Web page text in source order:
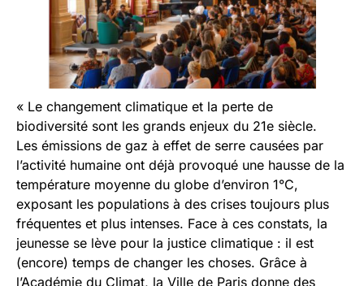
« Le changement climatique et la perte de
biodiversité sont les grands enjeux du 21e siècle.
Les émissions de gaz à effet de serre causées par
l’activité humaine ont déjà provoqué une hausse de la
température moyenne du globe d’environ 1°C,
exposant les populations à des crises toujours plus
fréquentes et plus intenses. Face à ces constats, la
jeunesse se lève pour la justice climatique : il est
(encore) temps de changer les choses. Grâce à
l’Académie du Climat, la Ville de Paris donne des